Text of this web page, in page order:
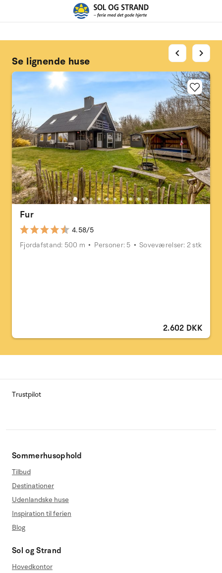
Se lignende huse
Fur
4.58/5
Fjordafstand: 500 m
Personer: 5 Soveværelser: 2 stk
2.602 DKK
chevron_left chevron_right
Trustpilot
Sommerhusophold
Tilbud
Destinationer
Udenlandske huse
Inspiration til ferien
Blog
Sol og Strand
Hovedkontor